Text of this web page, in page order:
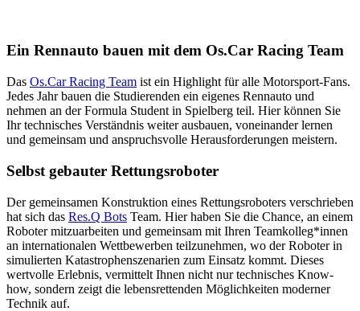
Ein Rennauto bauen mit dem Os.Car Racing Team
Das Os.Car Racing Team ist ein Highlight für alle Motorsport-Fans.
Jedes Jahr bauen die Studierenden ein eigenes Rennauto und
nehmen an der Formula Student in Spielberg teil. Hier können Sie
Ihr technisches Verständnis weiter ausbauen, voneinander lernen
und gemeinsam und anspruchsvolle Herausforderungen meistern.
Selbst gebauter Rettungsroboter
Der gemeinsamen Konstruktion eines Rettungsroboters verschrieben
hat sich das Res.Q Bots Team. Hier haben Sie die Chance, an einem
Roboter mitzuarbeiten und gemeinsam mit Ihren Teamkolleg*innen
an internationalen Wettbewerben teilzunehmen, wo der Roboter in
simulierten Katastrophenszenarien zum Einsatz kommt. Dieses
wertvolle Erlebnis, vermittelt Ihnen nicht nur technisches Know-
how, sondern zeigt die lebensrettenden Möglichkeiten moderner
Technik auf.